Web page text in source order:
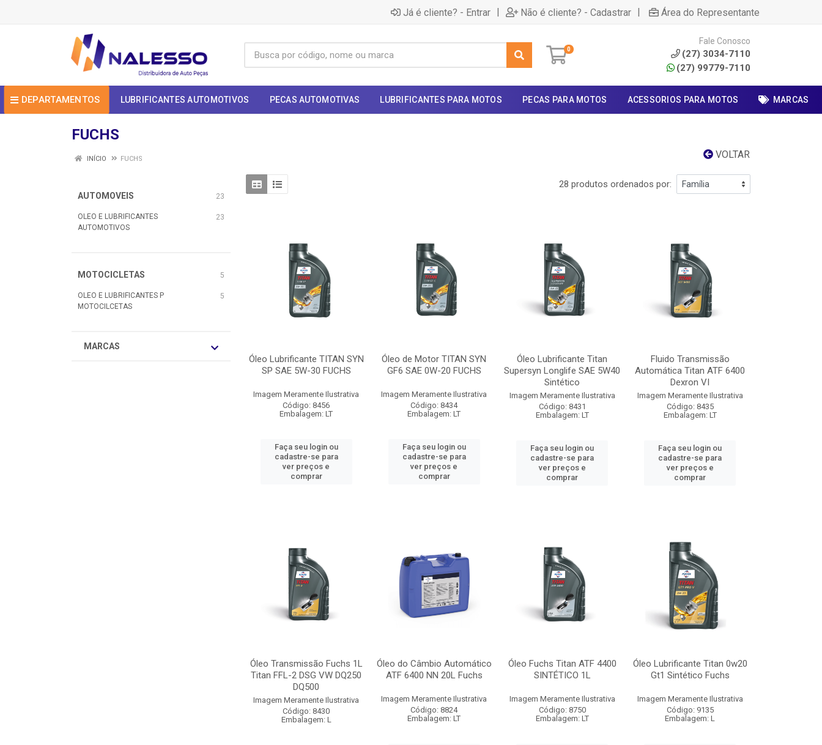
Já é cliente? - Entrar | Não é cliente? - Cadastrar | Área do Representante
0
Fale Conosco
(27) 3034-7110
(27) 99779-7110
DEPARTAMENTOS LUBRIFICANTES AUTOMOTIVOS PECAS AUTOMOTIVAS LUBRIFICANTES PARA MOTOS PECAS PARA MOTOS ACESSORIOS PARA MOTOS MARCAS
FUCHS
VOLTAR
INÍCIO FUCHS
AUTOMOVEIS 23
OLEO E LUBRIFICANTES
AUTOMOTIVOS
23
MOTOCICLETAS 5
OLEO E LUBRIFICANTES P
MOTOCILCETAS
5
MARCAS
28 produtos ordenados por:
Óleo Lubrificante TITAN SYN
SP SAE 5W-30 FUCHS
Imagem Meramente Ilustrativa
Código: 8456
Embalagem: LT
Faça seu login ou
cadastre-se para
ver preços e
comprar
Óleo de Motor TITAN SYN
GF6 SAE 0W-20 FUCHS
Imagem Meramente Ilustrativa
Código: 8434
Embalagem: LT
Faça seu login ou
cadastre-se para
ver preços e
comprar
Óleo Lubrificante Titan
Supersyn Longlife SAE 5W40
Sintético
Imagem Meramente Ilustrativa
Código: 8431
Embalagem: LT
Faça seu login ou
cadastre-se para
ver preços e
comprar
Fluido Transmissão
Automática Titan ATF 6400
Dexron VI
Imagem Meramente Ilustrativa
Código: 8435
Embalagem: LT
Faça seu login ou
cadastre-se para
ver preços e
comprar
Óleo Transmissão Fuchs 1L
Titan FFL-2 DSG VW DQ250
DQ500
Imagem Meramente Ilustrativa
Código: 8430
Embalagem: L
Óleo do Câmbio Automático
ATF 6400 NN 20L Fuchs
Imagem Meramente Ilustrativa
Código: 8824
Embalagem: LT
Óleo Fuchs Titan ATF 4400
SINTÉTICO 1L
Imagem Meramente Ilustrativa
Código: 8750
Embalagem: LT
Óleo Lubrificante Titan 0w20
Gt1 Sintético Fuchs
Imagem Meramente Ilustrativa
Código: 9135
Embalagem: L